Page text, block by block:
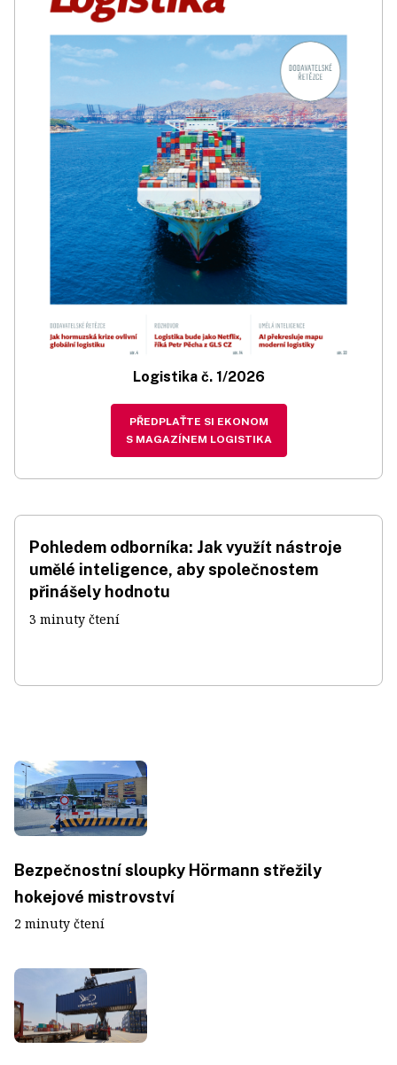
Logistika č. 1/2026
PŘEDPLAŤTE SI EKONOM
S MAGAZÍNEM LOGISTIKA
Pohledem odborníka: Jak využít nástroje
umělé inteligence, aby společnostem
přinášely hodnotu
3 minuty čtení
Bezpečnostní sloupky Hörmann střežily
hokejové mistrovství
2 minuty čtení